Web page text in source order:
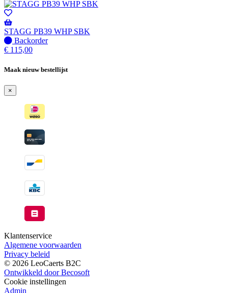
voorraad
-
Wordt
verzonden
wanneer
beschikbaar
STAGG PB39 WHP SBK
Niet
op
-
verzonden
wanneer
beschikbaar
Backorder
€ 115,00
Maak nieuw bestellijst
×
Klantenservice
Algemene voorwaarden
Privacy beleid
© 2026 LeoCaerts B2C
Ontwikkeld door Becosoft
Cookie instellingen
Admin